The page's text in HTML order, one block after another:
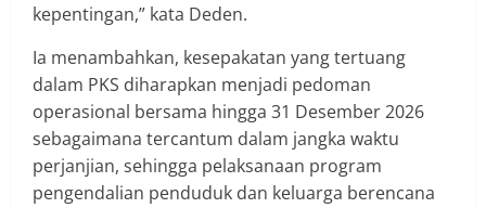
kepentingan,” kata Deden.
Ia menambahkan, kesepakatan yang tertuang
dalam PKS diharapkan menjadi pedoman
operasional bersama hingga 31 Desember 2026
sebagaimana tercantum dalam jangka waktu
perjanjian, sehingga pelaksanaan program
pengendalian penduduk dan keluarga berencana